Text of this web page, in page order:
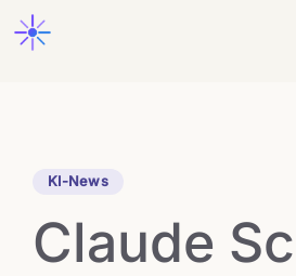
Zum
Inhalt
KI-News
Claude